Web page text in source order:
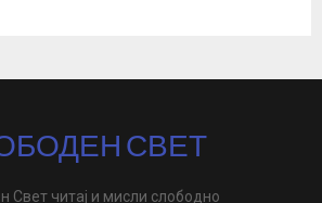
СВЕТ
Свет читај и мисли слободно